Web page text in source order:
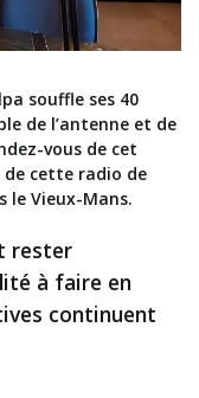
souffle ses 40
de l’antenne et de
vous de cet
de cette radio de
le Vieux-Mans.
rester
à faire en
continuent